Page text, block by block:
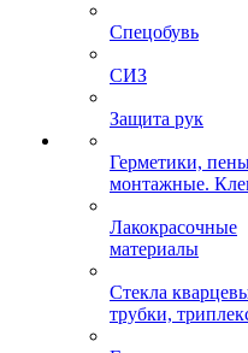
Спецобувь
СИЗ
Защита рук
Герметики,
монтажные.
Лакокрасочные
материалы
Стекла
трубки,